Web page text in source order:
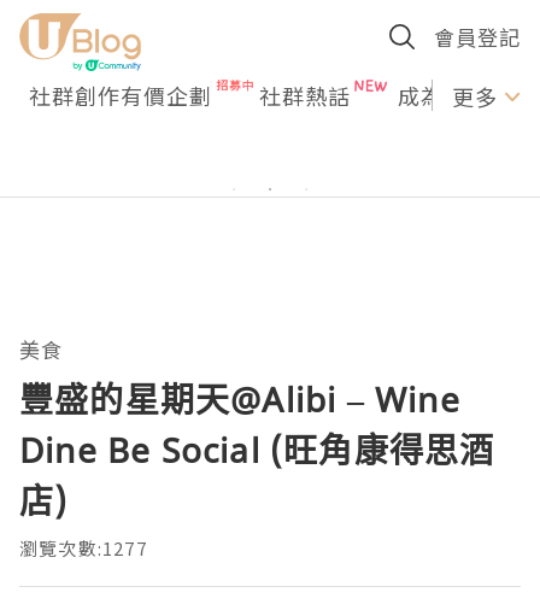
會員登記
社群創作有價企劃 社群熱話 成為U更多
美食
豐盛的星期天@Alibi – Wine
Dine Be Social (旺角康得思酒
店)
瀏覽次數:1277